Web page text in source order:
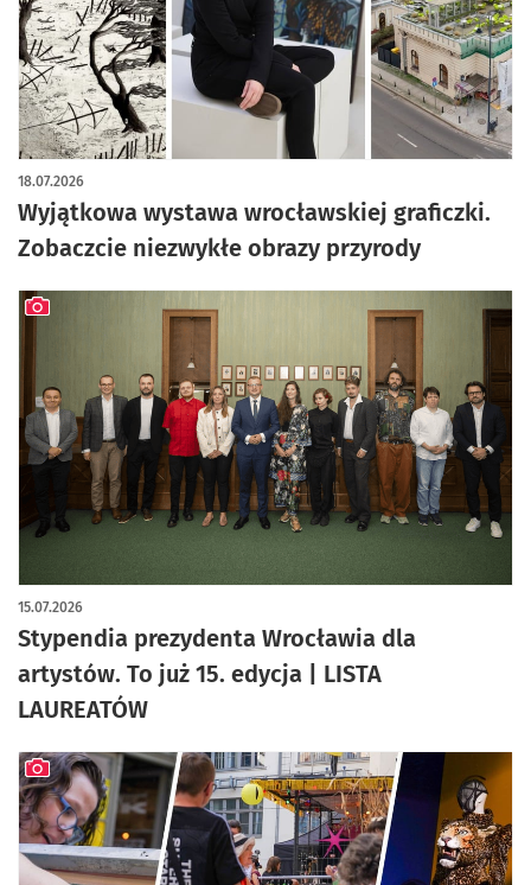
Wyjątkowa wystawa wrocławskiej graficzki.
Zobaczcie niezwykłe obrazy przyrody
18.07.2026
Stypendia prezydenta Wrocławia dla
artystów. To już 15. edycja | LISTA
LAUREATÓW
15.07.2026
artykuł z galerią zdjęć